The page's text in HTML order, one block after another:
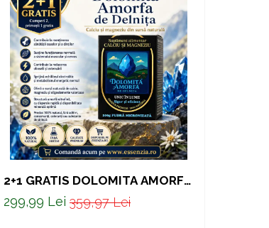
2+1 GRATIS DOLOMITA AMORFA
DE DELNITA 200 G
359,97 Lei
299,99 Lei